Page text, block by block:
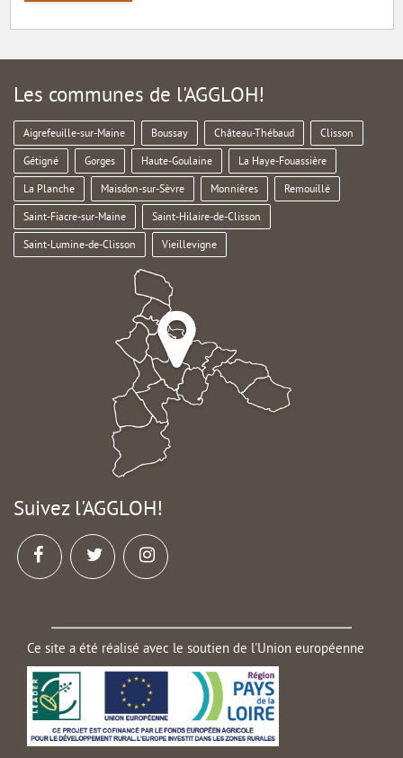
Les communes de l'AGGLOH!
Aigrefeuille-sur-Maine Boussay Château-Thébaud Clisson
Gétigné Gorges Haute-Goulaine La Haye-Fouassière
La Planche Maisdon-sur-Sèvre Monnières Remouillé
Saint-Fiacre-sur-Maine Saint-Hilaire-de-Clisson
Saint-Lumine-de-Clisson Vieillevigne
Suivez l'AGGLOH!
Ce site a été réalisé avec le soutien de l'Union européenne